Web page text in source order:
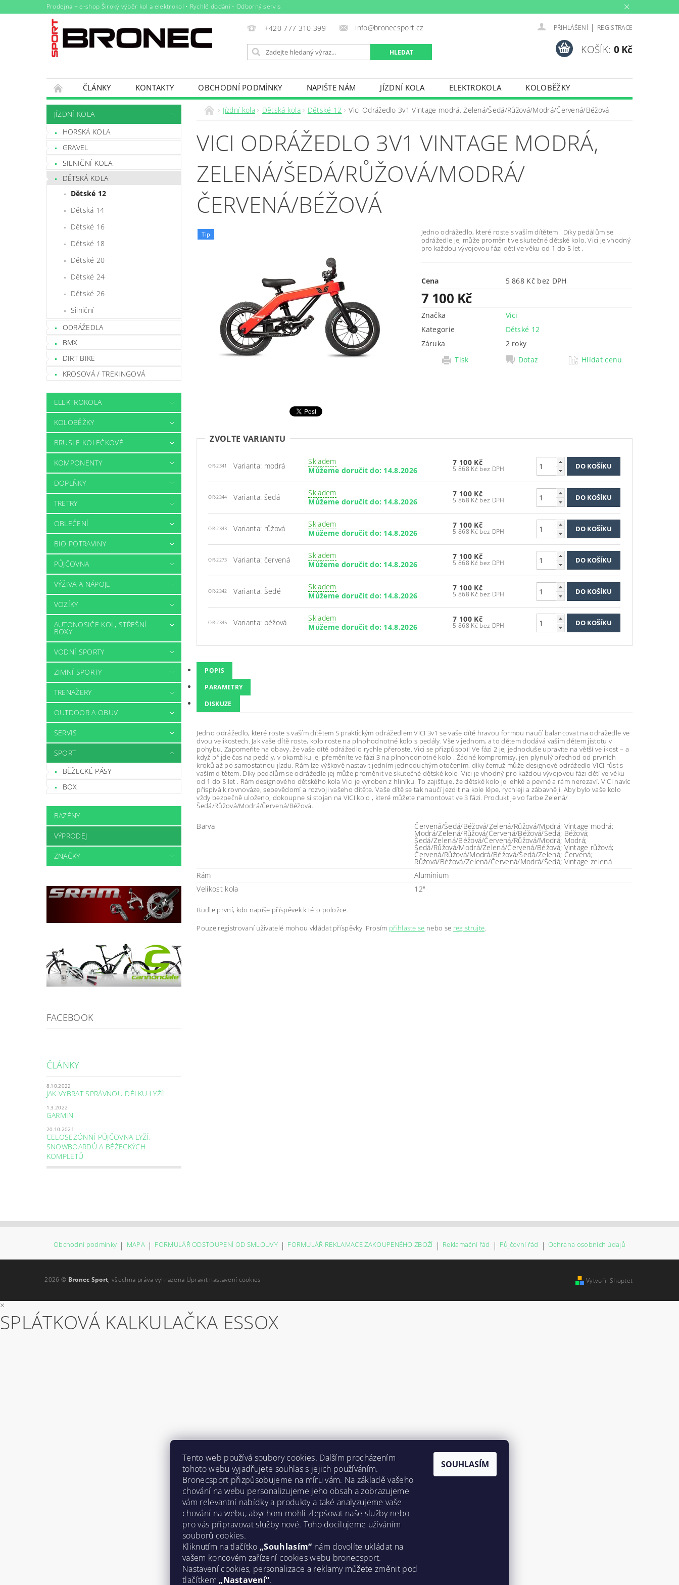
Prodejna + e‑shop Široký výběr kol a elektrokol • Rychlé dodání • Odborný servis
+420 777 310 399 info@bronecsport.cz PŘIHLÁŠENÍ | REGISTRACE
KOŠÍK: 0 Kč
ČLÁNKY KONTAKTY OBCHODNÍ PODMÍNKY NAPIŠTE NÁM JÍZDNÍ KOLA ELEKTROKOLA
KOLOBĚŽKY
BRUSLE KOLEČKOVÉ
KOMPONENTY DOPLŇKY TRETRY OBLEČENÍ BIO POTRAVINY
PŮJČOVNA
VÝŽIVA A NÁPOJE
VOZÍKY
OUTDOOR A OBUV
SERVIS SPORT BAZÉNY VÝPRODEJ PŮJČOVNÍ ŘÁD
JÍZDNÍ KOLA
HORSKÁ KOLA
GRAVEL
SILNIČNÍ KOLA
DĚTSKÁ KOLA
Dětské 12
Dětská 14
Dětské 16
Dětské 18
Dětské 20
Dětské 24
Dětské 26
Silniční
ODRÁŽEDLA
BMX
DIRT BIKE
KROSOVÁ / TREKINGOVÁ
ELEKTROKOLA
KOLOBĚŽKY
BRUSLE KOLEČKOVÉ
KOMPONENTY
DOPLŇKY
TRETRY
OBLEČENÍ
BIO POTRAVINY
PŮJČOVNA
VÝŽIVA A NÁPOJE
VOZÍKY
AUTONOSIČE KOL, STŘEŠNÍ
BOXY
VODNÍ SPORTY
ZIMNÍ SPORTY
TRENAŽERY
OUTDOOR A OBUV
SERVIS
SPORT
BĚŽECKÉ PÁSY
BOX
BAZÉNY
VÝPRODEJ
ZNAČKY
FACEBOOK
ČLÁNKY
8.10.2022
JAK VYBRAT SPRÁVNOU DÉLKU LYŽÍ!
1.3.2022
GARMIN
20.10.2021
CELOSEZÓNNÍ PŮJČOVNA LYŽÍ,
SNOWBOARDŮ A BĚŽECKÝCH
KOMPLETŮ
Jízdní kola Dětská kola Dětské 12 Vici Odrážedlo 3v1 Vintage modrá, Zelená/Šedá/Růžová/Modrá/Červená/Béžová
VICI ODRÁŽEDLO 3V1 VINTAGE MODRÁ,
ZELENÁ/ŠEDÁ/RŮŽOVÁ/MODRÁ/
ČERVENÁ/BÉŽOVÁ
Tip
Jedno odrážedlo, které roste s vaším dítětem. Díky pedálům se
odrážedle jej může proměnit ve skutečné dětské kolo. Vici je vhodný
pro každou vývojovou fázi dětí ve věku od 1 do 5 let .
Cena 5 868 Kč bez DPH
7 100 Kč
Značka
Vici
Kategorie
Dětské 12
Záruka
2 roky
Tisk
Dotaz Hlídat cenu
ZVOLTE VARIANTU
OR-2341 Varianta: modrá
Skladem
Můžeme doručit do: 14.8.2026
7 100 Kč
5 868 Kč bez DPH
OR-2344 Varianta: šedá
Skladem
Můžeme doručit do: 14.8.2026
7 100 Kč
5 868 Kč bez DPH
OR-2343 Varianta: růžová
Skladem
Můžeme doručit do: 14.8.2026
7 100 Kč
5 868 Kč bez DPH
OR-2273 Varianta: červená
Skladem
Můžeme doručit do: 14.8.2026
7 100 Kč
5 868 Kč bez DPH
OR-2342 Varianta: Šedé
Skladem
Můžeme doručit do: 14.8.2026
7 100 Kč
5 868 Kč bez DPH
OR-2345 Varianta: béžová
Skladem
Můžeme doručit do: 14.8.2026
7 100 Kč
5 868 Kč bez DPH
POPIS
PARAMETRY
DISKUZE
Jedno odrážedlo, které roste s vaším dítětem S praktickým odrážedlem VICI 3v1 se vaše dítě hravou formou naučí balancovat na odrážedle ve
dvou velikostech. Jak vaše dítě roste, kolo roste na plnohodnotné kolo s pedály. Vše v jednom, a to dětem dodává vašim dětem jistotu v
pohybu. Zapomeňte na obavy, že vaše dítě odrážedlo rychle přeroste. Vici se přizpůsobí! Ve fázi 2 jej jednoduše upravíte na větší velikost – a
když přijde čas na pedály, v okamžiku jej přeměníte ve fázi 3 na plnohodnotné kolo . Žádné kompromisy, jen plynulý přechod od prvních
kroků až po samostatnou jízdu. Rám lze výškově nastavit jedním jednoduchým otočením, díky čemuž může designové odrážedlo VICI růst s
vaším dítětem. Díky pedálům se odrážedle jej může proměnit ve skutečné dětské kolo. Vici je vhodný pro každou vývojovou fázi dětí ve věku
od 1 do 5 let . Rám designového dětského kola Vici je vyroben z hliníku. To zajišťuje, že dětské kolo je lehké a pevné a rám nerezaví. VICI navíc
přispívá k rovnováze, sebevědomí a rozvoji vašeho dítěte. Vaše dítě se tak naučí jezdit na kole lépe, rychleji a zábavněji. Aby bylo vaše kolo
vždy bezpečně uloženo, dokoupne si stojan na VICI kolo , které můžete namontovat ve 3 fázi. Produkt je vo farbe Zelená/
Šedá/Růžová/Modrá/Červená/Béžová.
Barva Červená/Šedá/Béžová/Zelená/Růžová/Modrá; Vintage modrá;
Modrá/Zelená/Růžová/Červená/Béžová/Šedá; Béžová;
Šedá/Zelená/Béžová/Červená/Růžová/Modrá; Modrá;
Šedá/Růžová/Modrá/Zelená/Červená/Béžová; Vintage růžová;
Červená/Růžová/Modrá/Béžová/Šedá/Zelená; Červená;
Růžová/Béžová/Zelená/Červená/Modrá/Šedá; Vintage zelená
Rám
Aluminium
Velikost kola
12"
Buďte první, kdo napíše příspěvek k této položce.
Pouze registrovaní uživatelé mohou vkládat příspěvky. Prosím přihlaste se nebo se registrujte
Obchodní podmínky | MAPA | FORMULÁŘ ODSTOUPENÍ OD SMLOUVY | FORMULÁŘ REKLAMACE ZAKOUPENÉHO ZBOŽÍ | Reklamační řád | Půjčovní řád | Ochrana osobních údajů
2026 © Bronec Sport, všechna práva vyhrazena Upravit nastavení cookies Vytvořil Shoptet
×
SPLÁTKOVÁ KALKULAČKA ESSOX
Tento web používá soubory cookies. Dalším procházením
tohoto webu vyjadřujete souhlas s jejich používáním.
Bronecsport přizpůsobujeme na míru vám. Na základě vašeho
chování na webu personalizujeme jeho obsah a zobrazujeme
vám relevantní nabídky a produkty a také analyzujeme vaše
chování na webu, abychom mohli zlepšovat naše služby nebo
pro vás připravovat služby nové. Toho docilujeme užíváním
souborů cookies.
Kliknutím na tlačítko „Souhlasím“ nám dovolíte ukládat na
vašem koncovém zařízení cookies webu bronecsport.
Nastavení cookies, personalizace a reklamy můžete změnit pod
tlačítkem „Nastavení“.
SOUHLASÍM